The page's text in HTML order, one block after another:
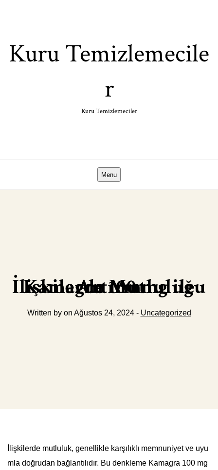
Kuru Temizlemecile
r
Kuru Temizlemeciler
Menu
Kamagra 100 mg ile İlişkilerde Mutluluğu Artırın
Written by on Ağustos 24, 2024 - Uncategorized
İlişkilerde mutluluk, genellikle karşılıklı memnuniyet ve uyu
mla doğrudan bağlantılıdır. Bu denkleme Kamagra 100 mg